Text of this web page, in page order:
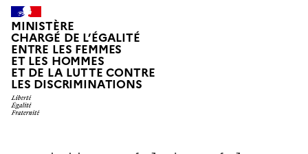
MINISTÈRE
CHARGÉ DE L’ÉGALITÉ
ENTRE LES FEMMES
ET LES HOMMES
ET DE LA LUTTE CONTRE
LES DISCRIMINATIONS